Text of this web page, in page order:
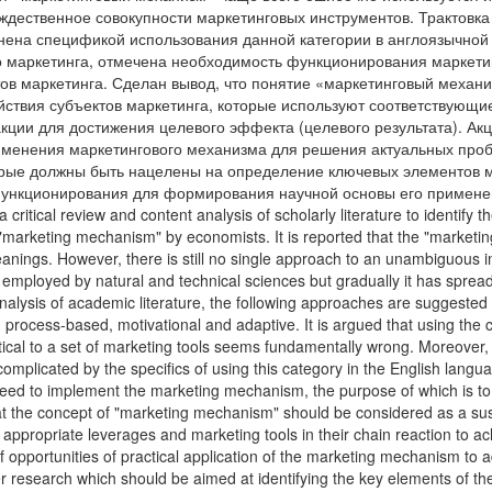
совокупности маркетинговых инструментов.
спецификой использования данной категории в
маркетинга, отмечена необходимость функционирования
маркетинга. Сделан вывод, что понятие «маркетинговый
субъектов маркетинга, которые используют
для достижения целевого эффекта (целевого результата).
маркетингового механизма для решения актуальных
должны быть нацелены на определение ключевых элементов
для формирования научной основы его
critical review and content analysis of scholarly literature to identify
mechanism" by economists. It is reported that the
However, there is still no single approach to an
by natural and technical sciences but gradually it has
of academic literature, the following approaches are
based, motivational and adaptive. It is argued that using
to a set of marketing tools seems fundamentally wrong.
by the specifics of using this category in the English
to implement the marketing mechanism, the purpose of which is
the concept of "marketing mechanism" should be considered as a
leverages and marketing tools in their chain reaction to
of practical application of the marketing mechanism to
research which should be aimed at identifying the key elements of